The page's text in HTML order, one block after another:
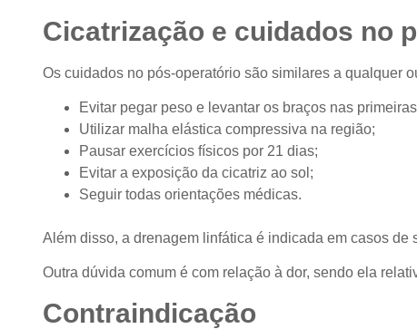
Cicatrização e cuidados no
Os cuidados no pós-operatório são similares a qualquer
Evitar pegar peso e levantar os braços nas
Utilizar malha elástica compressiva na região;
Pausar exercícios físicos por 21 dias;
Evitar a exposição da cicatriz ao sol;
Seguir todas orientações médicas.
Além disso, a drenagem linfática é indicada em casos
Outra dúvida comum é com relação à dor, sendo ela
Contraindicação